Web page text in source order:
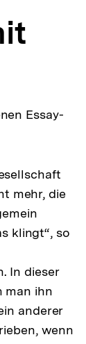
Essay-
mehr, die
klingt“, so
In dieser
man ihn
anderer
wenn